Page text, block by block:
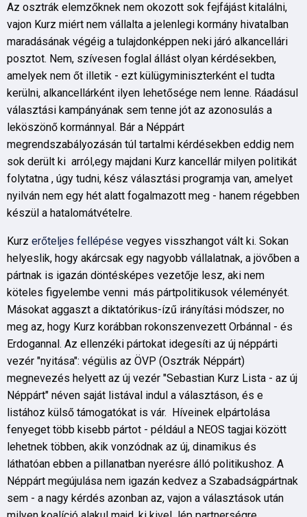
Az osztrák elemzőknek nem okozott sok fejfájást kitalálni,
vajon Kurz miért nem vállalta a jelenlegi kormány hivatalban
maradásának végéig a tulajdonképpen neki járó alkancellári
posztot. Nem, szívesen foglal állást olyan kérdésekben,
amelyek nem őt illetik - ezt külügyminiszterként el tudta
kerülni, alkancellárként ilyen lehetősége nem lenne. Ráadásul
választási kampányának sem tenne jót az azonosulás a
leköszönő kormánnyal. Bár a Néppárt
megrendszabályozásán túl tartalmi kérdésekben eddig nem
sok derült ki arról,egy majdani Kurz kancellár milyen politikát
folytatna , úgy tudni, kész választási programja van, amelyet
nyilván nem egy hét alatt fogalmazott meg - hanem régebben
készül a hatalomátvételre.
Kurz erőteljes fellépése vegyes visszhangot vált ki. Sokan
helyeslik, hogy akárcsak egy nagyobb vállalatnak, a jövőben a
pártnak is igazán döntésképes vezetője lesz, aki nem
köteles figyelembe venni más pártpolitikusok véleményét.
Másokat aggaszt a diktatórikus-ízű irányítási módszer, no
meg az, hogy Kurz korábban rokonszenvezett Orbánnal - és
Erdogannal. Az ellenzéki pártokat idegesíti az új néppárti
vezér "nyitása": végülis az ÖVP (Osztrák Néppárt)
megnevezés helyett az új vezér "Sebastian Kurz Lista - az új
Néppárt" néven saját listával indul a választáson, és e
listához külső támogatókat is vár. Híveinek elpártolása
fenyeget több kisebb pártot - például a NEOS tagjai között
lehetnek többen, akik vonzódnak az új, dinamikus és
láthatóan ebben a pillanatban nyerésre álló politikushoz. A
Néppárt megújulása nem igazán kedvez a Szabadságpártnak
sem - a nagy kérdés azonban az, vajon a választások után